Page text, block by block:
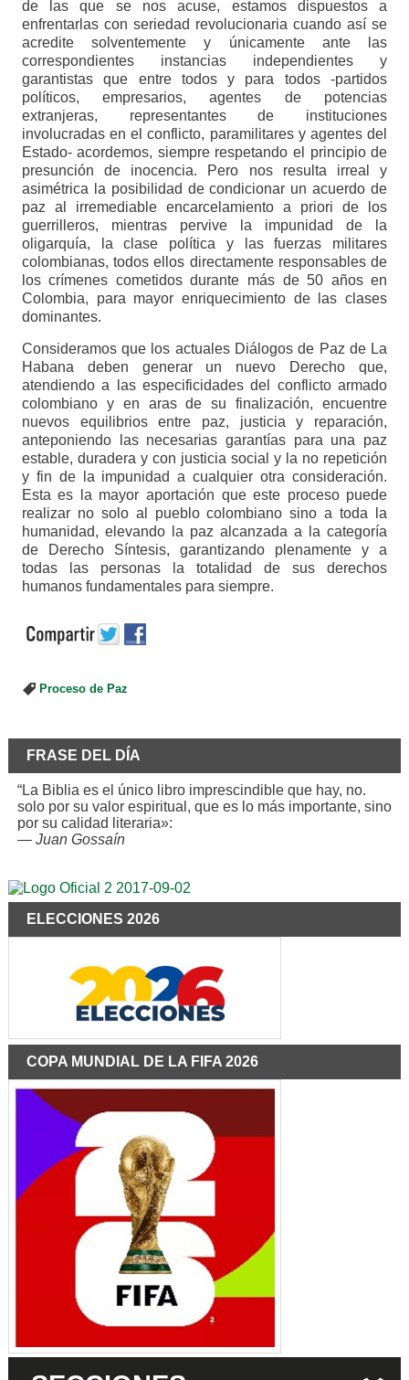
de las que se nos acuse, estamos dispuestos a
enfrentarlas con seriedad revolucionaria cuando así se
acredite solventemente y únicamente ante las
correspondientes instancias independientes y
garantistas que entre todos y para todos -partidos
políticos, empresarios, agentes de potencias
extranjeras, representantes de instituciones
involucradas en el conflicto, paramilitares y agentes del
Estado- acordemos, siempre respetando el principio de
presunción de inocencia. Pero nos resulta irreal y
asimétrica la posibilidad de condicionar un acuerdo de
paz al irremediable encarcelamiento a priori de los
guerrilleros, mientras pervive la impunidad de la
oligarquía, la clase política y las fuerzas militares
colombianas, todos ellos directamente responsables de
los crímenes cometidos durante más de 50 años en
Colombia, para mayor enriquecimiento de las clases
dominantes.
Consideramos que los actuales Diálogos de Paz de La
Habana deben generar un nuevo Derecho que,
atendiendo a las especificidades del conflicto armado
colombiano y en aras de su finalización, encuentre
nuevos equilibrios entre paz, justicia y reparación,
anteponiendo las necesarias garantías para una paz
estable, duradera y con justicia social y la no repetición
y fin de la impunidad a cualquier otra consideración.
Esta es la mayor aportación que este proceso puede
realizar no solo al pueblo colombiano sino a toda la
humanidad, elevando la paz alcanzada a la categoría
de Derecho Síntesis, garantizando plenamente y a
todas las personas la totalidad de sus derechos
humanos fundamentales para siempre.
Proceso de Paz
FRASE DEL DÍA
“La Biblia es el único libro imprescindible que hay, no.
solo por su valor espiritual, que es lo más importante, sino
por su calidad literaria»:
— Juan Gossaín
ELECCIONES 2026
COPA MUNDIAL DE LA FIFA 2026